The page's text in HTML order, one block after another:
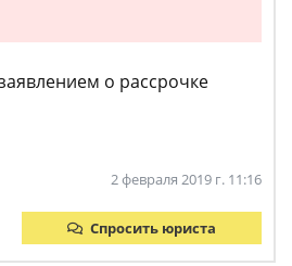
о рассрочке
2 февраля 2019 г. 11:16
Спросить юриста